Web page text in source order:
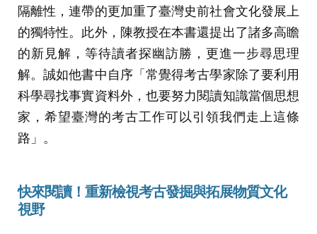
隔離性，連帶的更加重了臺灣史前社會文化發展上
的獨特性。此外，陳教授在本書還提出了諸多高瞻
的新見解，等待讀者探幽訪勝，更進一步尋思理
解。誠如他書中自序「常覺得考古學家除了要利用
科學尋找事實資料外，也要努力閱讀知識當個思想
家，希望臺灣的考古工作可以引領我們走上這條
路」。
快來閱讀！ 重新檢視考古發掘與拓展物質文化
視野